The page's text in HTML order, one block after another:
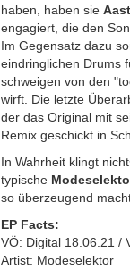
haben, haben sie
engagiert, die den
Im Gegensatz dazu
eindringlichen Drums
schweigen von den
wirft. Die letzte
der das Original mit
Remix geschickt in
In Wahrheit klingt
typische
so überzeugend
EP Facts:
VÖ: Digital 18.06.21 /
Artist: Modeselektor